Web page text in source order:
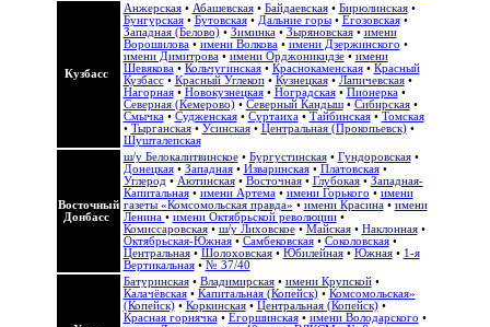
Кузбасс
Анжерская• Абашевская• Байдаевская• Бирюлинская•
Бунгурская• Бутовская• Дальние горы• Егозовская•
Западная (Белово)• Зиминка• Зыряновская• имени
Ворошилова• имени Волкова• имени Дзержинского •
имени Димитрова• имени Орджоникидзе• имени
Шевякова• Кольчугинская• Краснокаменская• Красный
Кузбасс• Красный Углекоп• Кузнецкая• Лапичевская•
Нагорная• Новокузнецкая• Ноградская• Пионерка•
Северная (Кемерово)• Северный Кандыш• Сибирская•
Смычка• Судженская• Суртаиха• Тайбинская• Томская
• Тырганская• Усинская• Центральная (Прокопьевск)•
Шушталепская
Восточный
Донбасс
ш/у Белокалитвинское• Бургустинская• Гундоровская•
Донецкая• Западная• Изваринская• Платовская•
Углерод • Аютинская• Восточная• Глубокая• Западная-
Капитальная• имени Артема• имени Горького • имени
газеты «Комсомольская правда» • имени Красина• имени
Ленина • имени Октябрьской революции•
Комиссаровская• ш/у Лиховское• Майская• Наклонная•
Октябрьская-Южная• Самбековская• Соколовская•
Центральная• Шолоховская• Юбилейная• Южная• 1-я
Вертикальная• № 37/40
Батуринская• Владимирская• имени Крупской•
Калачёвская• Капитальная (Копейск)• Комсомольская»
(Копейск)• Коркинская• Центральная (Копейск)•
Красная горнячка• Егоршинская• имени Володарского •